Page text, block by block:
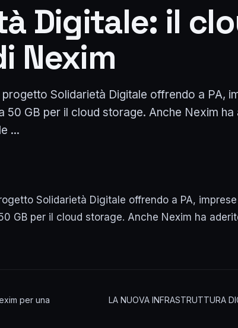
Digitale: il
Nexim
Solidarietà Digitale offrendo a PA,
50 GB per il cloud storage. Anche Nexim ha
...
Solidarietà Digitale offrendo a PA,
GB per il cloud storage. Anche Nexim ha
per una
LA NUOVA INFRASTRUTTURA